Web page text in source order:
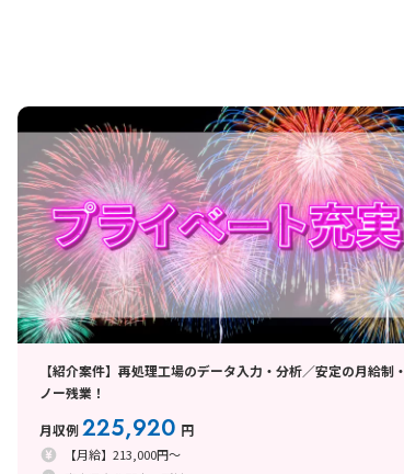
【紹介案件】再処理工場のデータ入力・分析／安定の月給制・
ノー残業！
月収例225,920 円
【月給】213,000円～